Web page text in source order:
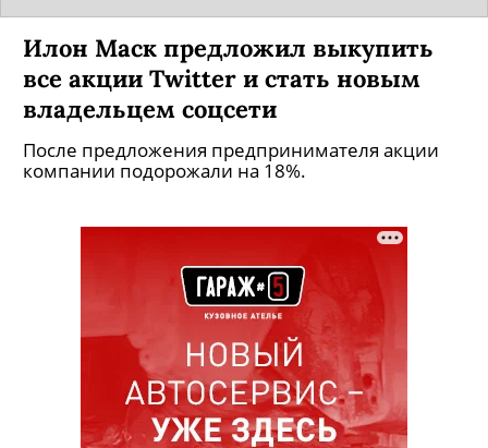
Илон Маск предложил выкупить
все акции Twitter и стать новым
владельцем соцсети
После предложения предпринимателя акции
компании подорожали на 18%.